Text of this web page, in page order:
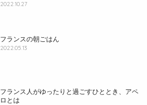
2022.10.27
フランスの朝ごはん
2022.05.13
フランス人がゆったりと過ごすひととき、アペ
ロとは